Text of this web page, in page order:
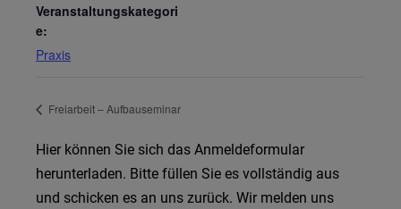
Veranstaltungskategori
e:
Praxis
Freiarbeit – Aufbauseminar
Hier können Sie sich das Anmeldeformular
herunterladen. Bitte füllen Sie es vollständig aus
und schicken es an uns zurück. Wir melden uns